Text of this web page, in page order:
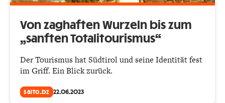
Von zaghaften Wurzeln bis zum
„sanften Totalitourismus“
Der Tourismus hat Südtirol und seine Identität fest
im Griff. Ein Blick zurück.
salto.bz 22.06.2023